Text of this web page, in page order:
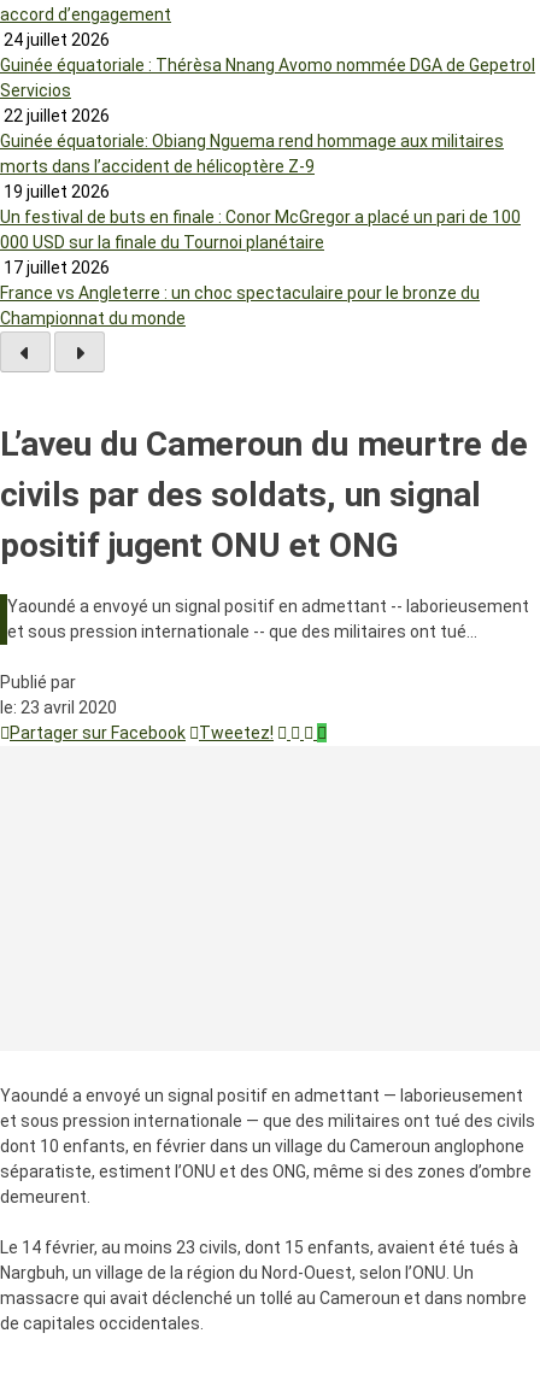
accord d’engagement
24 juillet 2026
Guinée équatoriale : Thérèsa Nnang Avomo nommée DGA de Gepetrol
Servicios
22 juillet 2026
Guinée équatoriale: Obiang Nguema rend hommage aux militaires
morts dans l’accident de hélicoptère Z-9
19 juillet 2026
Un festival de buts en finale : Conor McGregor a placé un pari de 100
000 USD sur la finale du Tournoi planétaire
17 juillet 2026
France vs Angleterre : un choc spectaculaire pour le bronze du
Championnat du monde
L’aveu du Cameroun du meurtre de
civils par des soldats, un signal
positif jugent ONU et ONG
Yaoundé a envoyé un signal positif en admettant -- laborieusement
et sous pression internationale -- que des militaires ont tué…
Publié par
le: 23 avril 2020
Partager sur Facebook
Tweetez!
Yaoundé a envoyé un signal positif en admettant — laborieusement
et sous pression internationale — que des militaires ont tué des civils
dont 10 enfants, en février dans un village du Cameroun anglophone
séparatiste, estiment l’ONU et des ONG, même si des zones d’ombre
demeurent.
Le 14 février, au moins 23 civils, dont 15 enfants, avaient été tués à
Nargbuh, un village de la région du Nord-Ouest, selon l’ONU. Un
massacre qui avait déclenché un tollé au Cameroun et dans nombre
de capitales occidentales.